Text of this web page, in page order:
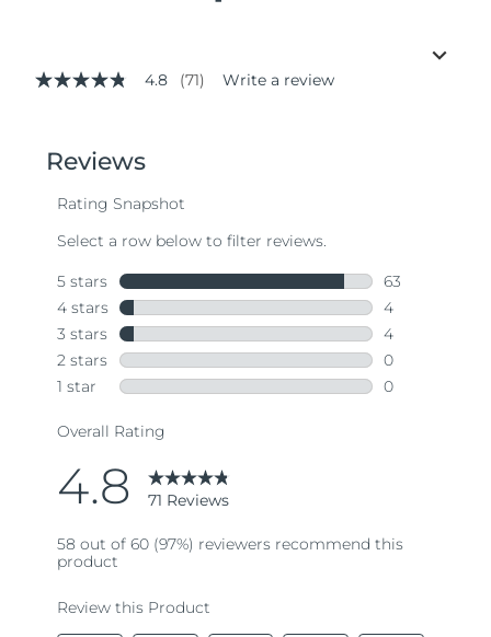
4.8
stars,
average
value.
Same
page
link.
4.8 (71) Write a review